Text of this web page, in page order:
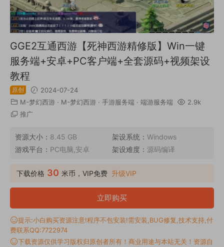
GGE2互通西游【死神西游精修版】Win一键
服务端+安卓+PC客户端+全套源码+视频架设
教程
原创
2024-07-24
M-梦幻西游 · M-梦幻西游 · 手游服务端 · 端游服务端
2.9k
推广
资源大小： 8.45 GB 架设系统： Windows
游戏平台： PC电脑,安卓 架设难度： 源码编译
下载价格 30 米币，VIP免费 升级VIP
立即购买
提示:小白购买资源注意!程序不包安装!需安装,BUG修复,技术支持,付
费联系QQ:7722974
下载资源仅供学习版权归原创者所有！商业用途与本站无关！资源自